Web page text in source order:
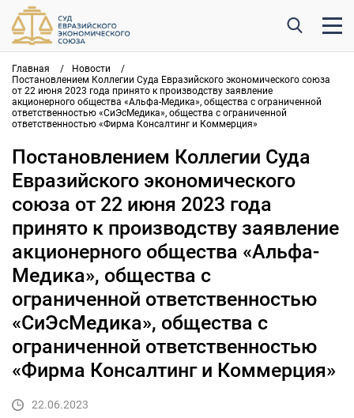
Главная / Новости
/
Постановлением Коллегии Суда Евразийского экономического союза
от 22 июня 2023 года принято к производству заявление
акционерного общества «Альфа-Медика», общества с ограниченной
ответственностью «СиЭсМедика», общества с ограниченной
ответственностью «Фирма Консалтинг и Коммерция»
Постановлением Коллегии Суда
Евразийского экономического
союза от 22 июня 2023 года
принято к производству заявление
акционерного общества «Альфа-
Медика», общества с
ограниченной ответственностью
«СиЭсМедика», общества с
ограниченной ответственностью
«Фирма Консалтинг и Коммерция»
22.06.2023